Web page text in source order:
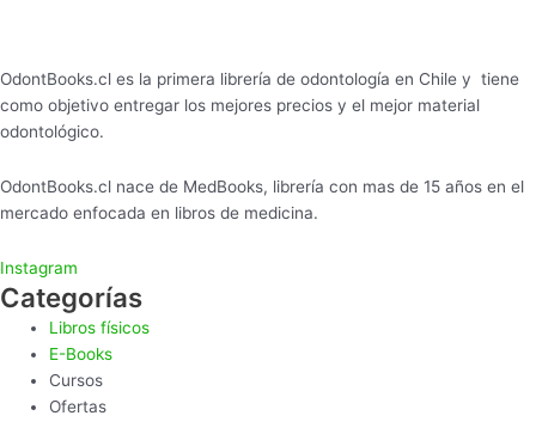
OdontBooks.cl es la primera librería de odontología en Chile y tiene
como objetivo entregar los mejores precios y el mejor material
odontológico.
OdontBooks.cl nace de MedBooks, librería con mas de 15 años en el
mercado enfocada en libros de medicina.
Instagram
Categorías
Libros físicos
E-Books
Cursos
Ofertas